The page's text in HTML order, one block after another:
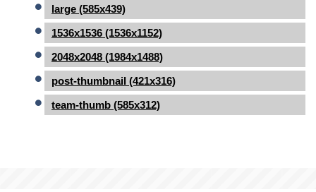
large (585x439)
1536x1536 (1536x1152)
2048x2048 (1984x1488)
post-thumbnail (421x316)
team-thumb (585x312)